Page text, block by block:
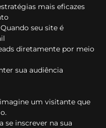
mais eficazes
seu site é
diretamente por meio
sua audiência
um visitante que
se inscrever na sua